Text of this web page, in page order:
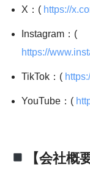
X：( https://
Instagram：(
https://
TikTok：(
YouTube：(
【会社概